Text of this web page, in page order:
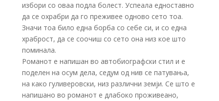
избори со оваа подла болест. Успеала едноставно
да се охрабри да го преживее одново сето тоа.
Значи тоа било една борба со себе си, и со една
храброст, да се соочиш со сето она низ кое што
поминала.
Романот е напишан во автобиографски стил и е
поделен на осум дела, седум од нив се патувања,
на како гуливеровски, низ различни земји. Се што е
напишано во романот е длабоко проживеано,